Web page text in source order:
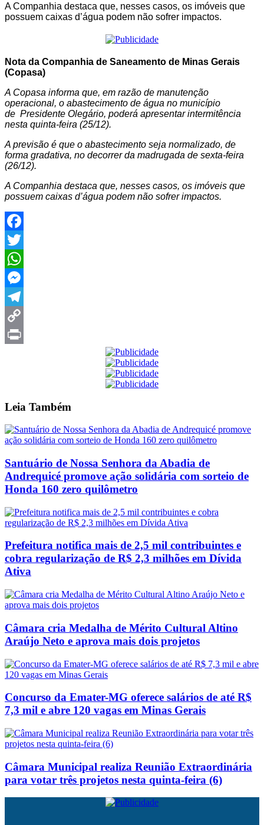
A Companhia destaca que, nesses casos, os imóveis que
possuem caixas d’água podem não sofrer impactos.
Nota da Companhia de Saneamento de Minas Gerais
(Copasa)
A Copasa informa que, em razão de manutenção
operacional, o abastecimento de água no município
de Presidente Olegário, poderá apresentar intermitência
nesta quinta-feira (25/12).
A previsão é que o abastecimento seja normalizado, de
forma gradativa, no decorrer da madrugada de sexta-feira
(26/12).
A Companhia destaca que, nesses casos, os imóveis que
possuem caixas d’água podem não sofrer impactos.
Facebook
Twitter
WhatsApp
Messenger
Telegram
Copy
Leia Também
Santuário de Nossa Senhora da Abadia de
Andrequicé promove ação solidária com sorteio de
Honda 160 zero quilômetro
Prefeitura notifica mais de 2,5 mil contribuintes e
cobra regularização de R$ 2,3 milhões em Dívida
Ativa
Câmara cria Medalha de Mérito Cultural Altino
Araújo Neto e aprova mais dois projetos
Concurso da Emater-MG oferece salários de até R$
7,3 mil e abre 120 vagas em Minas Gerais
Câmara Municipal realiza Reunião Extraordinária
para votar três projetos nesta quinta-feira (6)